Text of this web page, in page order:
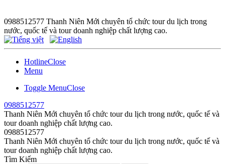
0988512577 Thanh Niên Mới chuyên tổ chức tour du lịch trong
nước, quốc tế và tour doanh nghiệp chất lượng cao.
HotlineClose
Menu
Toggle MenuClose
0988512577
Thanh Niên Mới chuyên tổ chức tour du lịch trong nước, quốc tế và
tour doanh nghiệp chất lượng cao.
0988512577
Thanh Niên Mới chuyên tổ chức tour du lịch trong nước, quốc tế và
tour doanh nghiệp chất lượng cao.
Tìm Kiếm